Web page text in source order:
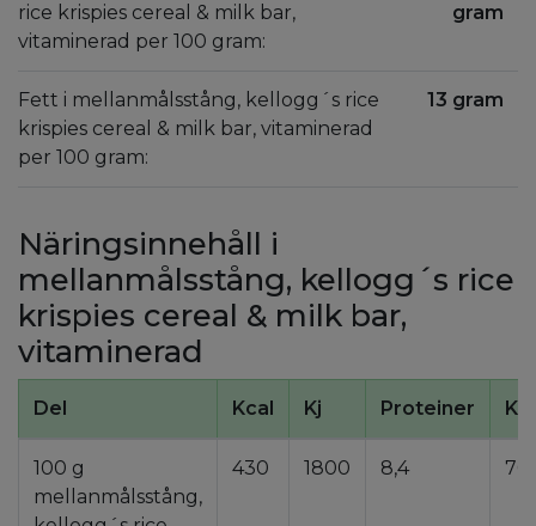
rice krispies cereal & milk bar,
vitaminerad per 100 gram:
gram
Fett i mellanmålsstång, kellogg´s rice
krispies cereal & milk bar, vitaminerad
per 100 gram:
13 gram
Näringsinnehåll i
mellanmålsstång, kellogg´s rice
krispies cereal & milk bar,
vitaminerad
Del Kcal Kj Proteiner
100 g
mellanmålsstång,
430 1800 8,4 70